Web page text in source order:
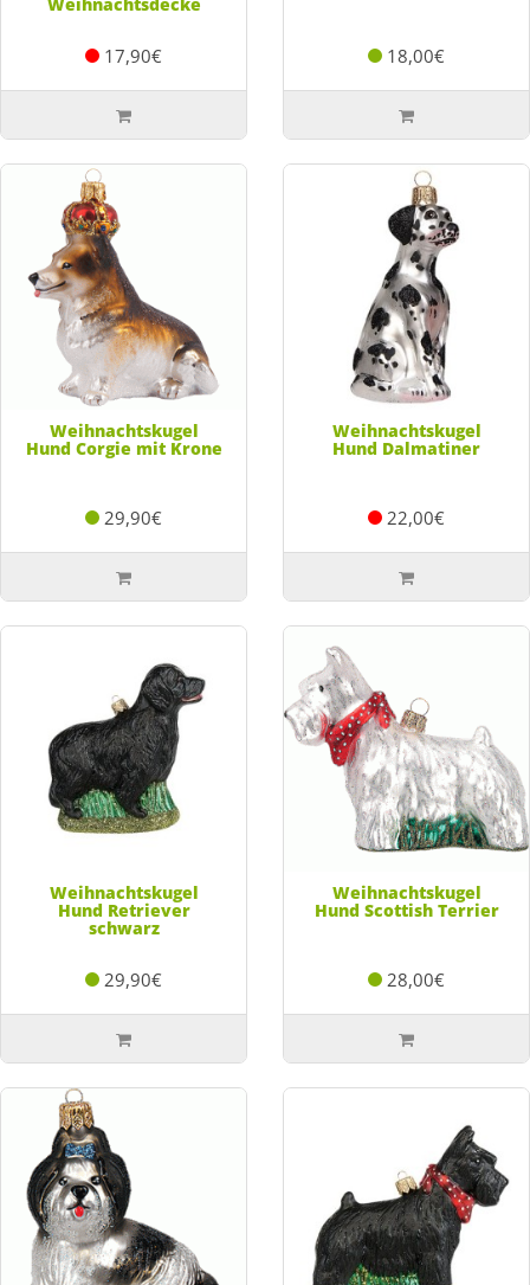
17,90€ 18,00€
Weihnachtskugel
Hund Corgie mit Krone
29,90€
Weihnachtskugel
Hund Dalmatiner
22,00€
Weihnachtskugel
Hund Retriever
schwarz
29,90€
Weihnachtskugel
Hund Scottish Terrier
28,00€